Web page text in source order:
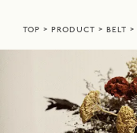
TOP PRODUCT BELT